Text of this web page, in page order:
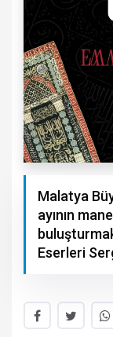
Malatya
ayının
Eserleri